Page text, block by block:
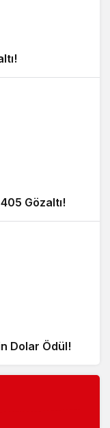
Gözaltı!
Dolar Ödül!